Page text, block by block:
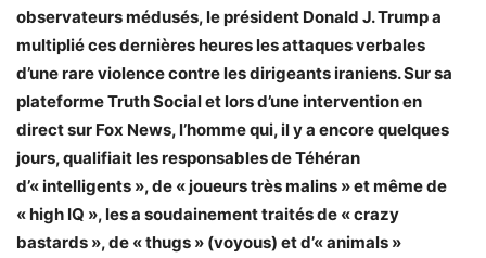
observateurs médusés, le président Donald J. Trump a
multiplié ces dernières heures les attaques verbales
d’une rare violence contre les dirigeants iraniens. Sur sa
plateforme Truth Social et lors d’une intervention en
direct sur Fox News, l’homme qui, il y a encore quelques
jours, qualifiait les responsables de Téhéran
d’« intelligents », de « joueurs très malins » et même de
« high IQ », les a soudainement traités de « crazy
bastards », de « thugs » (voyous) et d’« animals »